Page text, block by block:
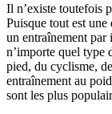
Il n’existe toutefois
Puisque tout est une
un entraînement par
n’importe quel type
pied, du cyclisme,
entraînement au
sont les plus